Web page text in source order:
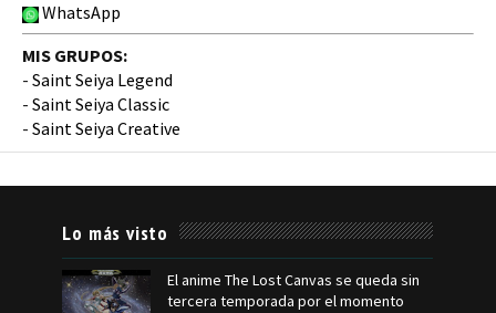
WhatsApp
MIS GRUPOS:
- Saint Seiya Legend
- Saint Seiya Classic
- Saint Seiya Creative
Lo más visto
El anime The Lost Canvas se queda sin
tercera temporada por el momento